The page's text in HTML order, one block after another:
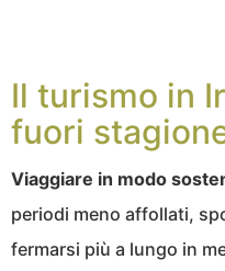
Il turismo in
fuori
Viaggiare in modo
periodi meno affollati,
fermarsi più a lungo in